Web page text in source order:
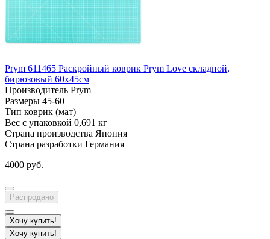
Prym 611465 Раскройный коврик Prym Love складной,
бирюзовый 60х45см
Производитель Prym
Размеры 45-60
Тип коврик (мат)
Вес с упаковкой 0,691 кг
Страна производства Япония
Страна разработки Германия
4000 руб.
Распродано
Хочу купить!
Хочу купить!